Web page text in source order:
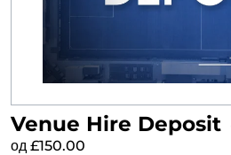
Venue Hire Deposit
од £150.00